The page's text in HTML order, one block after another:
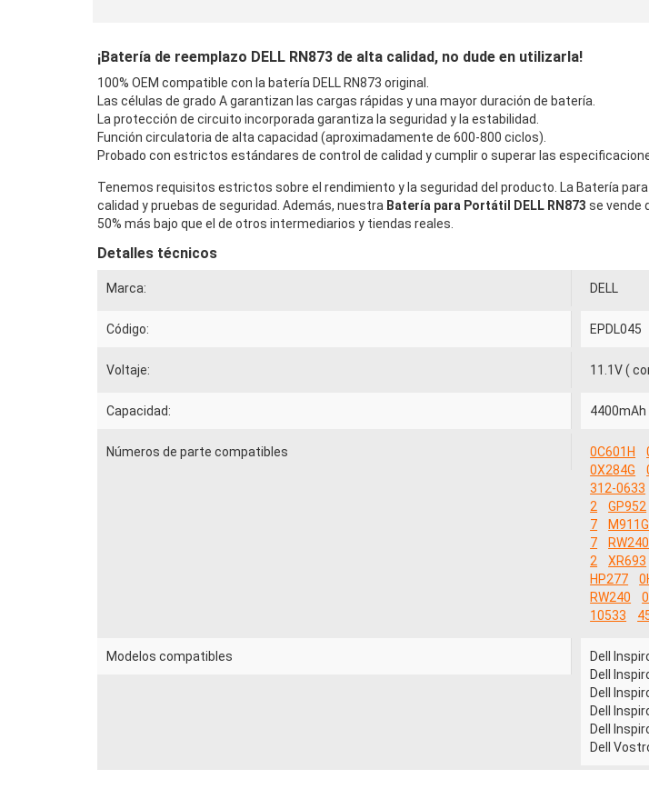
¡Batería de reemplazo DELL RN873 de alta calidad, no dude en utilizarla!
100% OEM compatible con la batería DELL RN873 original.
Las células de grado A garantizan las cargas rápidas y una mayor duración de batería.
La protección de circuito incorporada garantiza la seguridad y la estabilidad.
Función circulatoria de alta capacidad (aproximadamente de 600-800 ciclos).
Probado con estrictos estándares de control de calidad y cumplir o superar las
Tenemos requisitos estrictos sobre el rendimiento y la seguridad del producto. La Batería
calidad y pruebas de seguridad. Además, nuestra Batería para Portátil DELL RN873 se vende
50% más bajo que el de otros intermediarios y tiendas reales.
Detalles técnicos
Marca: DELL
Código: EPDL045
Voltaje: 11.1V (
Capacidad: 4400mAh
Números de parte compatibles 0C601H
0X284G
312-0633
2
GP952
7
M911G
7
RW240
2
XR693
HP277
RW240
10533
Modelos compatibles
Dell
Dell
Dell
Dell
Dell
Dell